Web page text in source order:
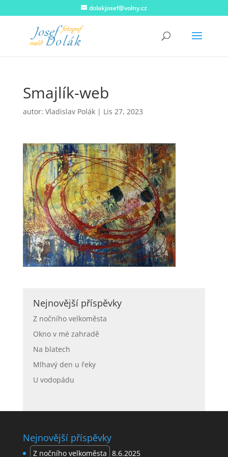
dolakjosef@volny.cz
Smajlík-web
autor: Vladislav Polák| Lis 27, 2023
Nejnovější příspěvky
Z nočního velkoměsta
Okno v mé zahradě
Na blatech
Mlhavý den u řeky
U vodopádu
Nejnovější příspěvky
Z nočního velkoměsta 8.6.2025